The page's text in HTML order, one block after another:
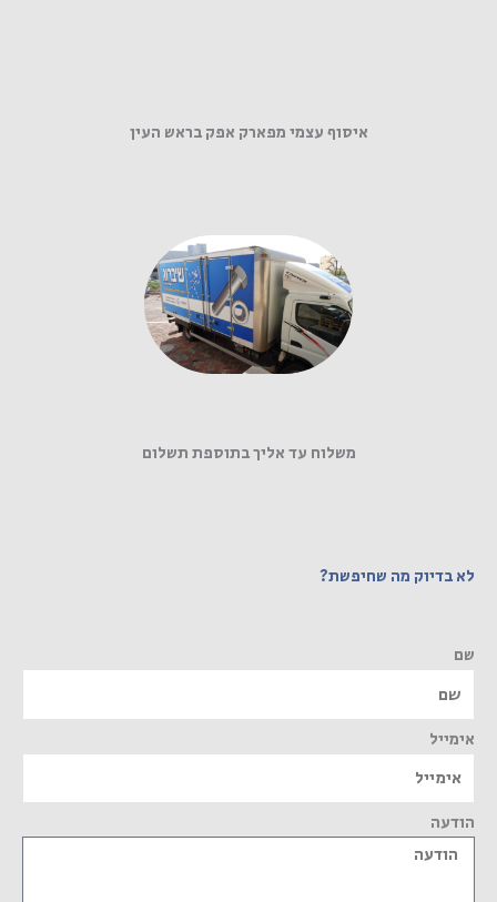
איסוף עצמי מפארק אפק בראש העין
משלוח עד אליך בתוספת תשלום
לא בדיוק מה שחיפשת?
שם
אימייל
הודעה